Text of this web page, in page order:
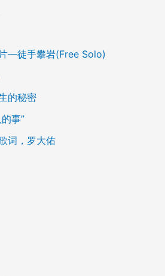
—徒手攀岩(Free Solo)
的秘密
事”
词，罗大佑